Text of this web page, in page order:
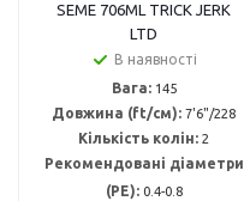
SEME 706ML TRICK JERK
LTD
В наявності
Вага: 145
Довжина (ft/см): 7'6"/228
Кількість колін: 2
Рекомендовані діаметри
(PE): 0.4-0.8